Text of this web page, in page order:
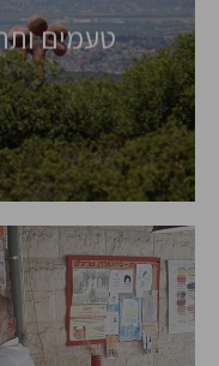
טעמים
סיורים
אישית